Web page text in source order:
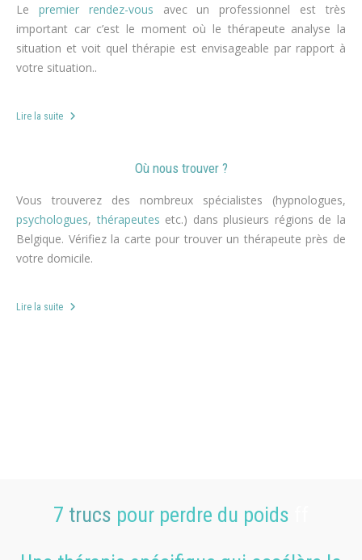
Le premier rendez-vous avec un professionnel est très
important car c’est le moment où le thérapeute analyse la
situation et voit quel thérapie est envisageable par rapport à
votre situation..
Lire la suite
Où nous trouver ?
Vous trouverez des nombreux spécialistes (hypnologues,
psychologues,thérapeutes etc.) dans plusieurs régions de la
Belgique. Vérifiez la carte pour trouver un thérapeute près de
votre domicile.
Lire la suite
7 trucs pour perdre du poids